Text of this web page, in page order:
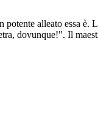
alleato essa è.
dovunque!". Il